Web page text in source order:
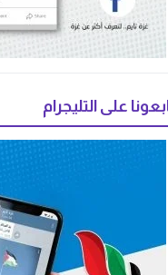
على التليجرام